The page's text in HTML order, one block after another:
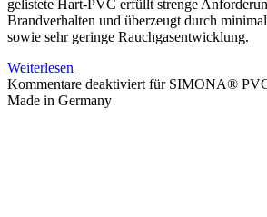
gelistete Hart-PVC erfüllt strenge
Brandverhalten und überzeugt durch
sowie sehr geringe Rauchgasentwicklung.
Weiterlesen
Kommentare deaktiviert für SIMONA®
Made in Germany